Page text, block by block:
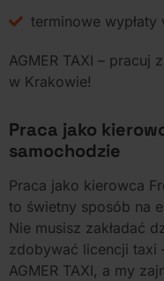
terminowe wypłaty
AGMER TAXI – pracuj
w Krakowie!
Praca jako
samochodzie
Praca jako kierowca
to świetny sposób na
Nie musisz zakładać
zdobywać licencji taxi
AGMER TAXI, a my